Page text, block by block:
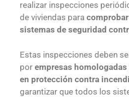
realizar inspecciones
de viviendas para
sistemas de seguridad
Estas inspecciones deben
por empresas
en protección contra
garantizar que todos los